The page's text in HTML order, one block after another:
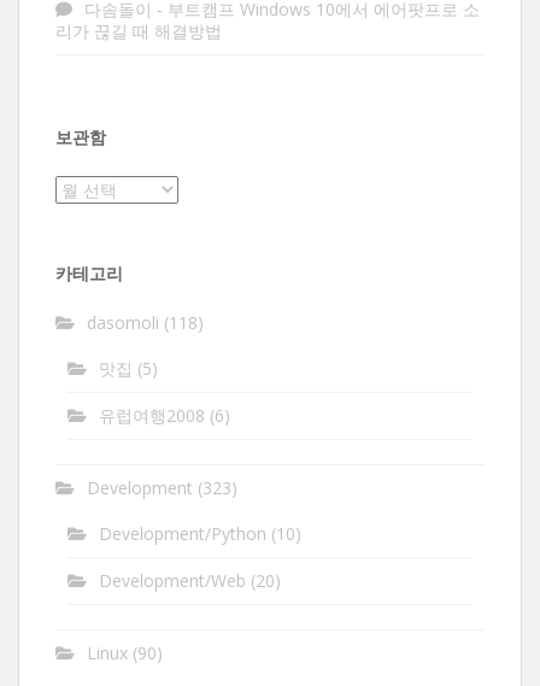
다솜돌이 - 부트캠프 Windows 10에서 에어팟프로 소
리가 끊길 때 해결방법
보관함
보
카테고리
dasomoli (118)
맛집 (5)
유럽여행2008 (6)
Development (323)
Development/Python (10)
Development/Web (20)
Linux (90)